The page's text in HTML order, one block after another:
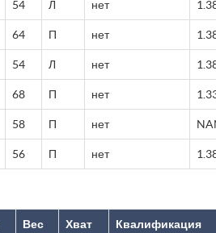
54 Л нет
64 П нет
54 Л нет
68 П нет
58 П нет
56 П нет
Вес Хват Квалификация